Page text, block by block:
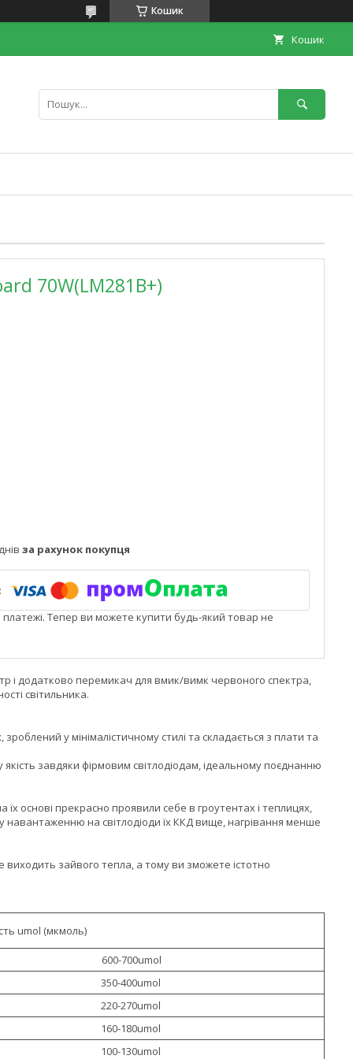
Кошик
Кошик
70W(LM281B+)
за рахунок покупця
платежі. Тепер ви можете купити будь-який товар не
і додатково перемикач для вмик/вимк червоного спектра,
світильника.
у мінімалістичному стилі та складається з плати та
завдяки фірмовим світлодіодам, ідеальному поєднанню
основі прекрасно проявили себе в гроутентах і теплицях,
навантаженню на світлодіоди їх ККД вище, нагрівання менше
зайвого тепла, а тому ви зможете істотно
umol (мкмоль)
600-700umol
350-400umol
220-270umol
160-180umol
100-130umol